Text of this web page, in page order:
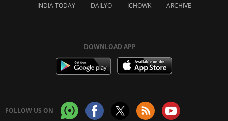
INDIA TODAY DAILYO ICHOWK ARCHIVE
DOWNLOAD APP
FOLLOW US ON